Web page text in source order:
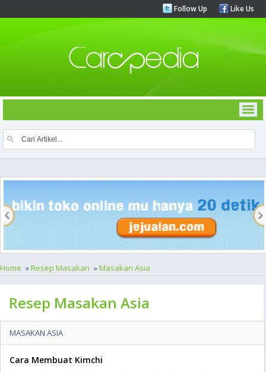
Follow Up Like Us
Home »Resep Masakan »Masakan Asia
Resep Masakan Asia
MASAKAN ASIA
Cara Membuat Kimchi